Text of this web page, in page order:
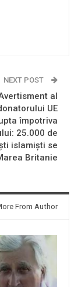
NEXT POST
al
UE
împotriva
25.000 de
islamişti se
Britanie
From Author